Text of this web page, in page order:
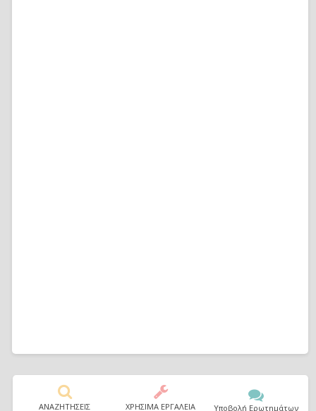
ΑΝΑΖΗΤΗΣΕΙΣ ΧΡΗΣΙΜΑ ΕΡΓΑΛΕΙΑ Υποβολή Ερωτημάτων